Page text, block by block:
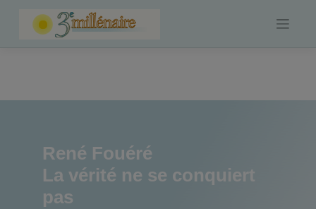
René Fouéré
La vérité ne se conquiert
pas